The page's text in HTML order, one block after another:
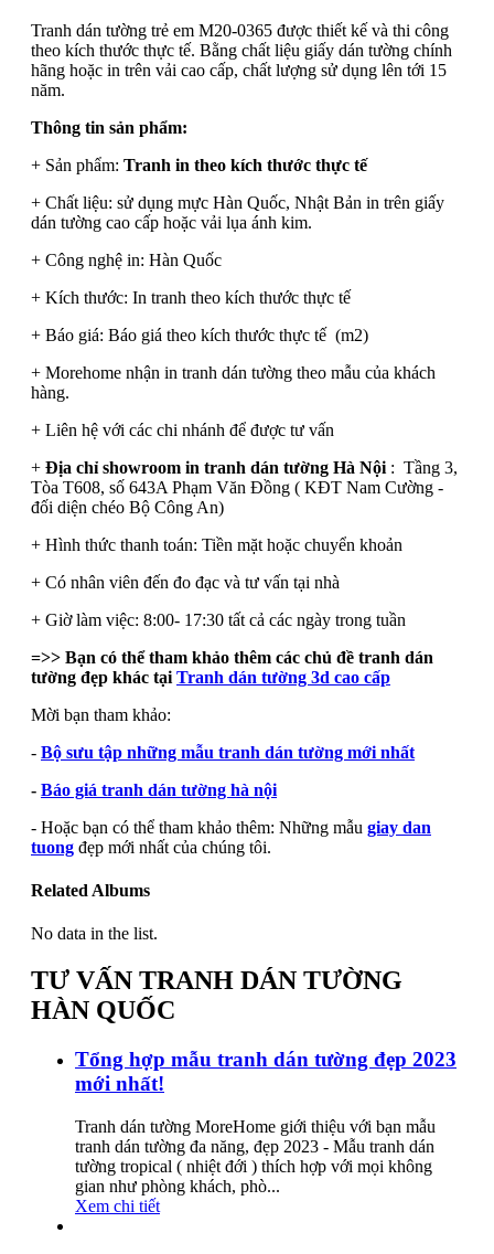
Tranh dán tường trẻ em M20-0365 được thiết kế và thi công
theo kích thước thực tế. Bằng chất liệu giấy dán tường chính
hãng hoặc in trên vải cao cấp, chất lượng sử dụng lên tới 15
năm.
Thông tin sản phẩm:
+ Sản phẩm: Tranh in theo kích thước thực tế
+ Chất liệu: sử dụng mực Hàn Quốc, Nhật Bản in trên giấy
dán tường cao cấp hoặc vải lụa ánh kim.
+ Công nghệ in: Hàn Quốc
+ Kích thước: In tranh theo kích thước thực tế
+ Báo giá: Báo giá theo kích thước thực tế (m2)
+ Morehome nhận in tranh dán tường theo mẫu của khách
hàng.
+ Liên hệ với các chi nhánh để được tư vấn
+ Địa chỉ showroom in tranh dán tường Hà Nội : Tầng 3,
Tòa T608, số 643A Phạm Văn Đồng ( KĐT Nam Cường -
đối diện chéo Bộ Công An)
+ Hình thức thanh toán: Tiền mặt hoặc chuyển khoản
+ Có nhân viên đến đo đạc và tư vấn tại nhà
+ Giờ làm việc: 8:00- 17:30 tất cả các ngày trong tuần
=>> Bạn có thể tham khảo thêm các chủ đề tranh dán
tường đẹp khác tại Tranh dán tường 3d cao cấp
Mời bạn tham khảo:
- Bộ sưu tập những mẫu tranh dán tường mới nhất
- Báo giá tranh dán tường hà nội
- Hoặc bạn có thể tham khảo thêm: Những mẫu giay dan
tuong đẹp mới nhất của chúng tôi.
Related Albums
No data in the list.
TƯ VẤN TRANH DÁN TƯỜNG
HÀN QUỐC
Tổng hợp mẫu tranh dán tường đẹp 2023
mới nhất!
Tranh dán tường MoreHome giới thiệu với bạn mẫu
tranh dán tường đa năng, đẹp 2023 - Mẫu tranh dán
tường tropical ( nhiệt đới ) thích hợp với mọi không
gian như phòng khách, phò...
Xem chi tiết